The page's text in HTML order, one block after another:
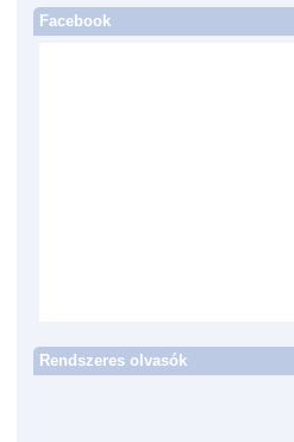
Facebook
Rendszeres olvasók